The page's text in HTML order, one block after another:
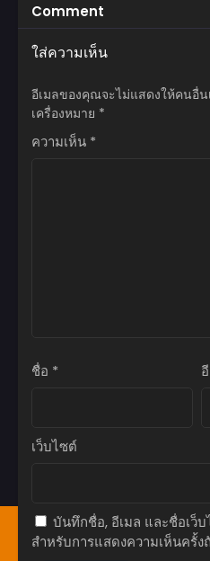
ตุลาคม 31, 2023
ตอนที่ 95
ตอนที่ 94
ตอนที่ 89
สิงหาคม 20, 2023
ตอนที่ 86
Comment
ใส่ความเห็น
อีเมลของคุณจะไม่แสดงให้คนอื่น
เครื่องหมาย *
ความเห็น *
ชื่อ *
เว็บไซต์
บันทึกชื่อ, อีเมล และชื่อเว็
สำหรับการแสดงความเห็นครั้ง
หน้าแรก Bookmark มั